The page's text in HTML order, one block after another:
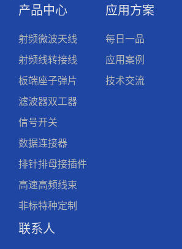
产品中心
射频微波天线
射频线转接线
板端座子弹片
滤波器双工器
信号开关
数据连接器
排针排母接插件
高速高频线束
非标特种定制
应用方案
每日一品
应用案例
技术交流
联系人